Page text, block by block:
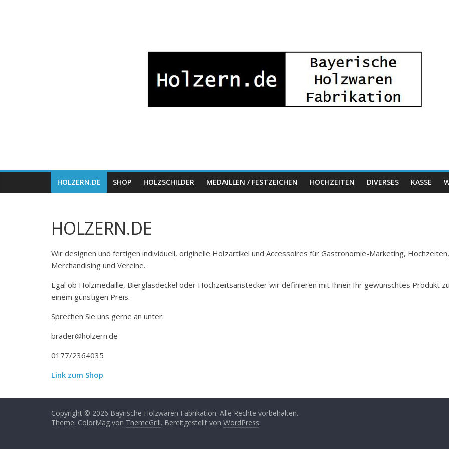
Holzwaren
Fabrikation
HOLZERN.DE SHOP HOLZSCHILDER MEDAILLEN / FESTZEICHEN HOCHZEITEN DIVERSES KASSE
HOLZERN.DE
Wir designen und fertigen individuell, originelle Holzartikel und Accessoires für Gastronomie-Marketing, Hochzeiten,
Merchandising und Vereine.
Egal ob Holzmedaille, Bierglasdeckel oder Hochzeitsanstecker wir definieren mit Ihnen Ihr gewünschtes Produkt
einem günstigen Preis.
Sprechen Sie uns gerne an unter:
brader@holzern.de
0177/2364035
Link zum Shop
Copyright © 2026 Bayrische Holzwaren Fabrikation. Alle Rechte vorbehalten.
Theme: ColorMag von ThemeGrill. Bereitgestellt von WordPress.